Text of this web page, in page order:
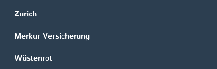
Zurich
Merkur Versicherung
Wüstenrot